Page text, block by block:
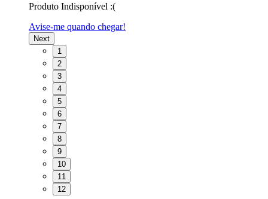
Produto Indisponível :(
Avise-me quando chegar!
Next
1
2
3
4
5
6
7
8
9
10
11
12